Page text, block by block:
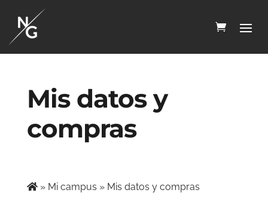
Mis datos y
compras
» Mi campus » Mis datos y compras